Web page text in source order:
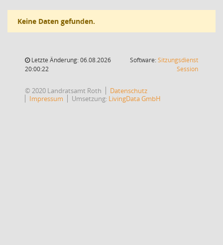
Keine Daten gefunden.
Letzte Änderung: 06.08.2026
20:00:22
Software:Sitzungsdienst
Session(Wird in
© 2020 Landratsamt Roth
Datenschutz
Impressum
Umsetzung: LivingData GmbH